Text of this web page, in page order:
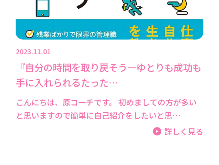
2023.11.01
『自分の時間を取り戻そう―ゆとりも成功も
手に入れられるたった…
こんにちは、原コーチです。 初めましての方が多い
と思いますので簡単に自己紹介をしたいと思…
詳しく見る